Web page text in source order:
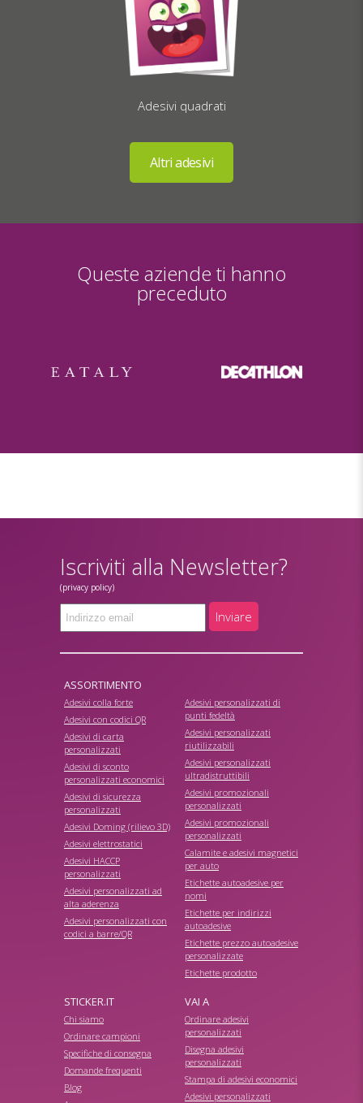
Adesivi quadrati
Queste aziende ti hanno
preceduto
Iscriviti alla Newsletter?
(privacy policy)
Inviare
ASSORTIMENTO
Adesivi colla forte
Adesivi con codici QR
Adesivi di carta
personalizzati
Adesivi di sconto
personalizzati economici
Adesivi di sicurezza
personalizzati
Adesivi Doming (rilievo 3D)
Adesivi elettrostatici
Adesivi HACCP
personalizzati
Adesivi personalizzati ad
alta aderenza
Adesivi personalizzati con
codici a barre/QR
Adesivi personalizzati di
punti fedeltà
Adesivi personalizzati
riutilizzabili
Adesivi personalizzati
ultradistruttibili
Adesivi promozionali
personalizzati
Adesivi promozionali
personalizzati
Calamite e adesivi magnetici
per auto
Etichette autoadesive per
nomi
Etichette per indirizzi
autoadesive
Etichette prezzo autoadesive
personalizzate
Etichette prodotto
STICKER.IT
Chi siamo
Ordinare campioni
Specifiche di consegna
Domande frequenti
Blog
VAI A
Ordinare adesivi
personalizzati
Disegna adesivi
personalizzati
Stampa di adesivi economici
Adesivi personalizzati